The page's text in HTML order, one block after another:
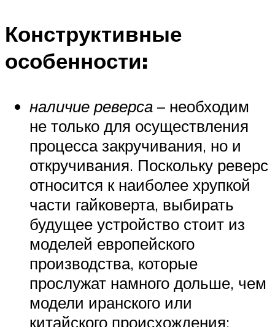
Конструктивные
особенности:
наличие реверса – необходим
не только для осуществления
процесса закручивания, но и
откручивания. Поскольку реверс
относится к наиболее хрупкой
части гайковерта, выбирать
будущее устройство стоит из
моделей европейского
производства, которые
прослужат намного дольше, чем
модели иранского или
китайского происхождения;